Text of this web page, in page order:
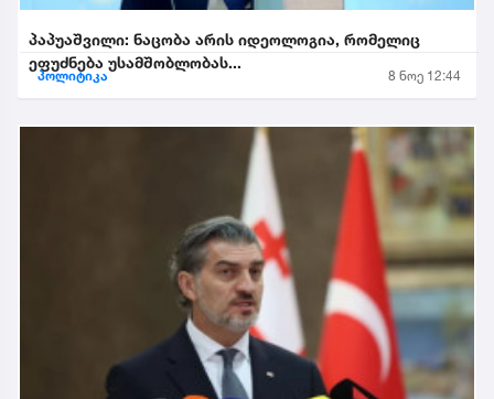
პაპუაშვილი: ნაცობა არის იდეოლოგია, რომელიც
ეფუძნება უსამშობლობას...
პოლიტიკა 8 ნოე 12:44